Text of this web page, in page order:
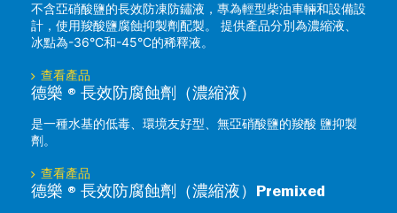
不含亞硝酸鹽的長效防凍防鏽液，專為輕型柴油車輛和設備設
計，使用羧酸鹽腐蝕抑製劑配製。 提供產品分別為濃縮液、
冰點為-36°C和-45°C的稀釋液。
查看產品
德樂 ® 長效防腐蝕劑（濃縮液）
是一種水基的低毒、環境友好型、無亞硝酸鹽的羧酸 鹽抑製
劑。
查看產品
德樂 ® 長效防腐蝕劑（濃縮液）Premixed